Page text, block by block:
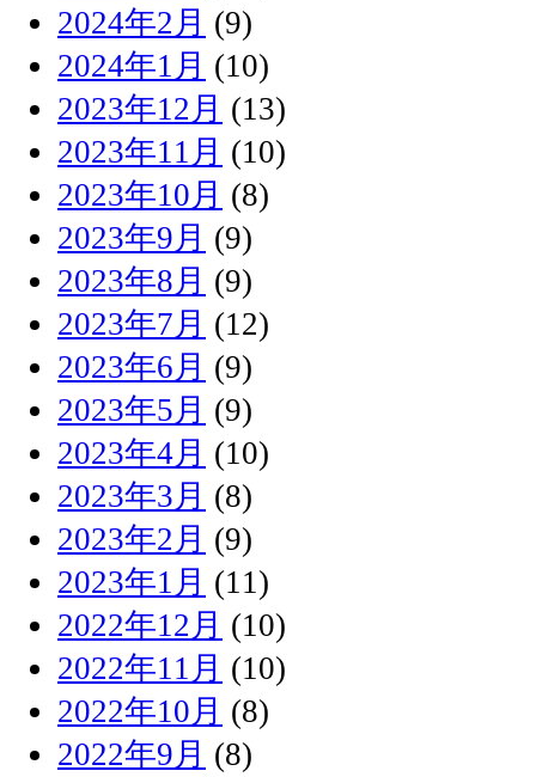
2024年2月 (9)
2024年1月 (10)
2023年12月 (13)
2023年11月 (10)
2023年10月 (8)
2023年9月 (9)
2023年8月 (9)
2023年7月 (12)
2023年6月 (9)
2023年5月 (9)
2023年4月 (10)
2023年3月 (8)
2023年2月 (9)
2023年1月 (11)
2022年12月 (10)
2022年11月 (10)
2022年10月 (8)
2022年9月 (8)